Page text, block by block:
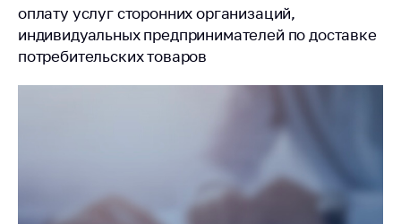
оплату услуг сторонних организаций,
индивидуальных предпринимателей по доставке
потребительских товаров